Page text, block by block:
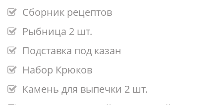
Сборник рецептов
Рыбница 2 шт.
Подставка под казан
Набор Крюков
Камень для выпечки 2 шт.